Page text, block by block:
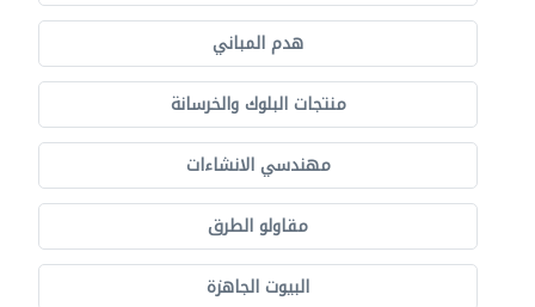
هدم المباني
منتجات البلوك والخرسانة
مهندسي الانشاءات
مقاولو الطرق
البيوت الجاهزة